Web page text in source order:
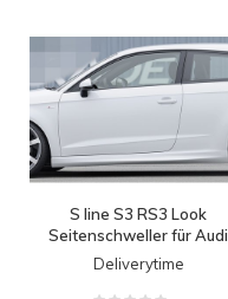
S line S3 RS3 Look
Seitenschweller für Audi
A3 8V
Deliverytime